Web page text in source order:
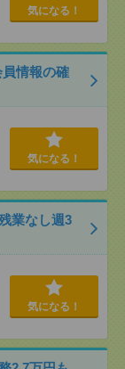
気になる！
情報の確
気になる！
業なし週3
気になる！